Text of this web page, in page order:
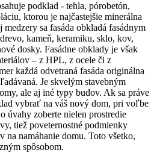
podklad - tehla, pórobetón,
ktorou je najčastejšie minerálna
sa fasáda obkladá fasádnym
kameň, keramiku, sklo, kov,
dosky. Fasádne obklady je však
– z HPL, z ocele či z
každá odvetraná fasáda originálna
Je skvelým stavebným
ale aj iné typy budov. Ak sa práve
vybrať na váš nový dom, pri voľbe
úvahy zoberte nielen prostredie
tiež poveternostné podmienky
namáhanie domu. Toto všetko,
spôsobom.